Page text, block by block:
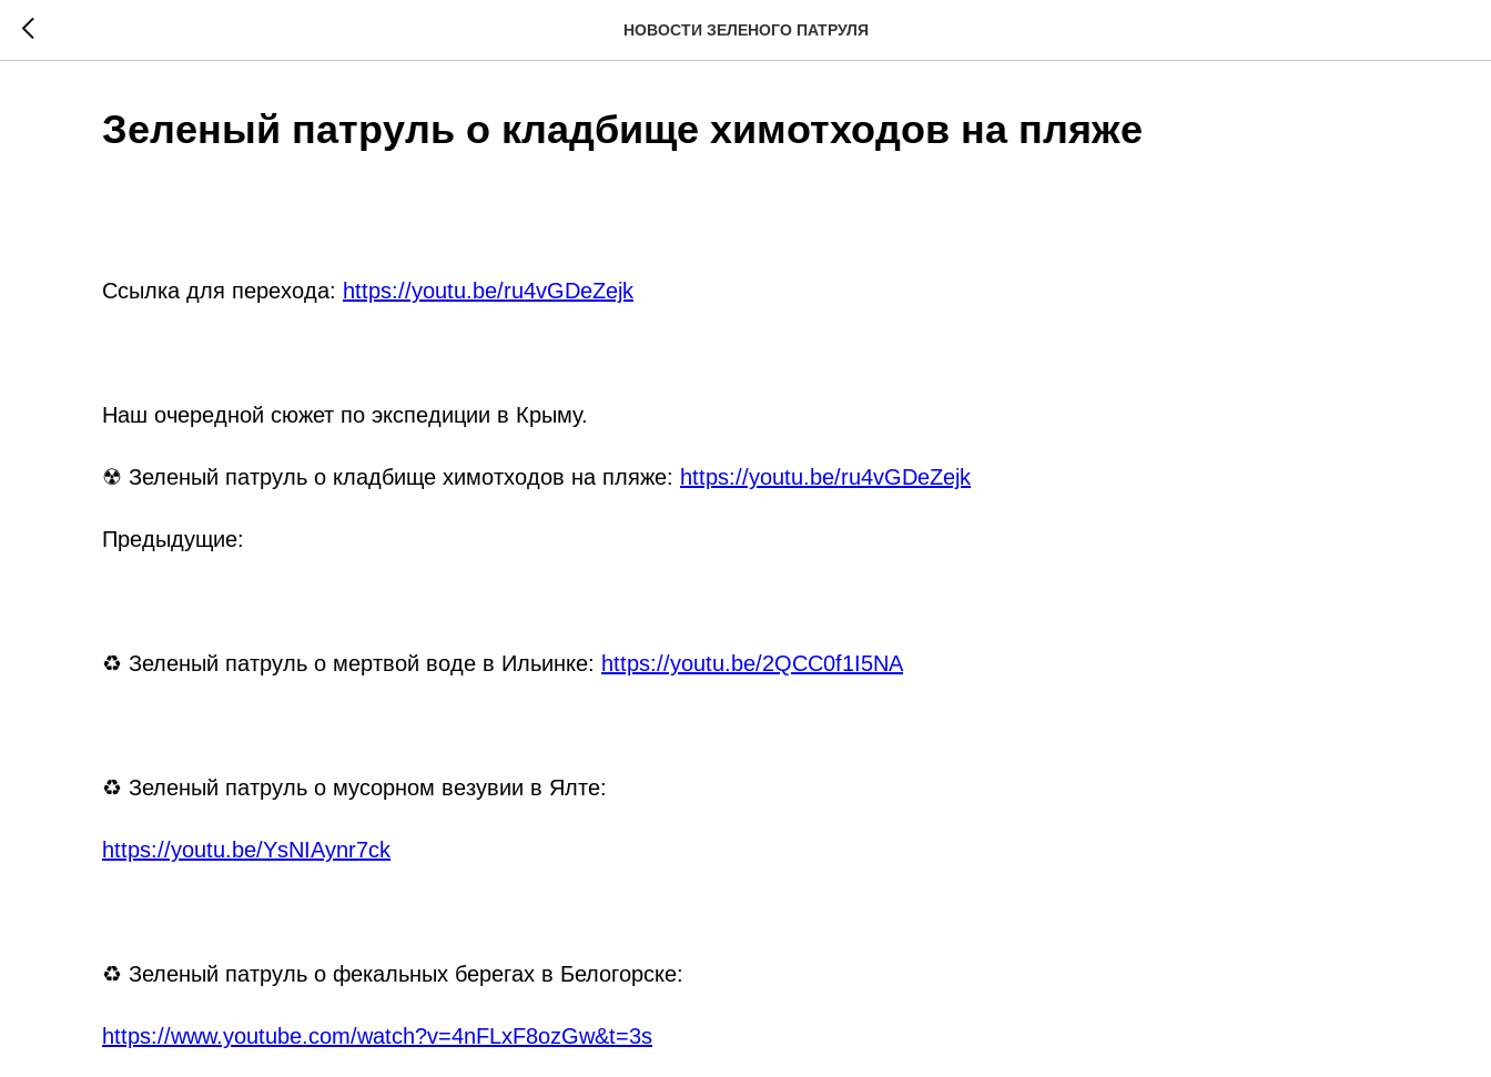
НОВОСТИ ЗЕЛЕНОГО ПАТРУЛЯ
Зеленый патруль о кладбище химотходов на пляже
Ссылка для перехода: https://youtu.be/ru4vGDeZejk
Наш очередной сюжет по экспедиции в Крыму.
☢ Зеленый патруль о кладбище химотходов на пляже: https://youtu.be/ru4vGDeZejk
Предыдущие:
♻ Зеленый патруль о мертвой воде в Ильинке: https://youtu.be/2QCC0f1I5NA
♻ Зеленый патруль о мусорном везувии в Ялте:
https://youtu.be/YsNIAynr7ck
♻ Зеленый патруль о фекальных берегах в Белогорске:
https://www.youtube.com/watch?v=4nFLxF8ozGw&t=3s